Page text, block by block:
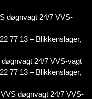
døgnvagt 24/7 VVS-
77 13 – Blikkenslager,
24/7 VVS-vagt
77 13 – Blikkenslager,
døgnvagt 24/7 VVS-